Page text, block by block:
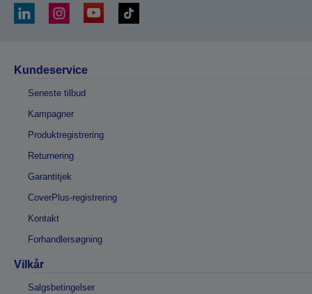
Kundeservice
Seneste tilbud
Kampagner
Produktregistrering
Returnering
Garantitjek
CoverPlus-registrering
Kontakt
Forhandlersøgning
Vilkår
Salgsbetingelser